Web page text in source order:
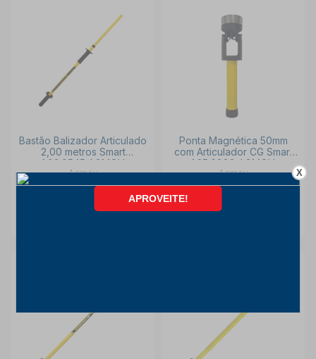
Bastão Balizador Articulado
2,00 metros Smart
1.02.0545 AGMOV
Agmov
Ponta Magnética 50mm
com Articulador CG Smart
1.35.0888 AGMOV
Agmov X